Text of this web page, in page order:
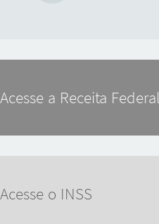
Acesse a Receita Federal
Acesse o INSS